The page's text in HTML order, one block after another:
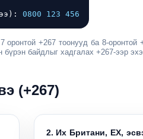
0800 123 456
7 оронтой +267 тоонууд ба 8-оронтой
байдлыг хадгалах +267-ээр
(+267)
2. Их Британи, ЕХ,